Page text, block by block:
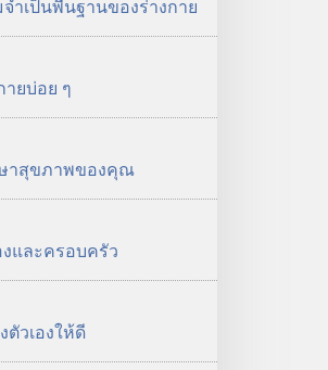
ำเป็นพื้นฐานของร่างกาย
ยบ่อย ๆ
าสุขภาพของคุณ
งและครอบครัว
วเองให้ดี